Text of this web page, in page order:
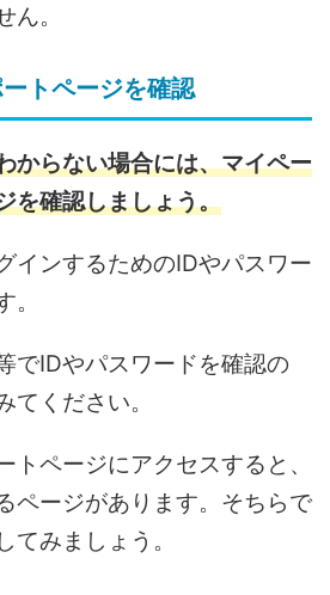
ん。
トページを確認
からない場合には、マイペー
を確認しましょう。
インするためのIDやパスワー
。
でIDやパスワードを確認の
てください。
トページにアクセスすると、
ページがあります。そちらで
てみましょう。